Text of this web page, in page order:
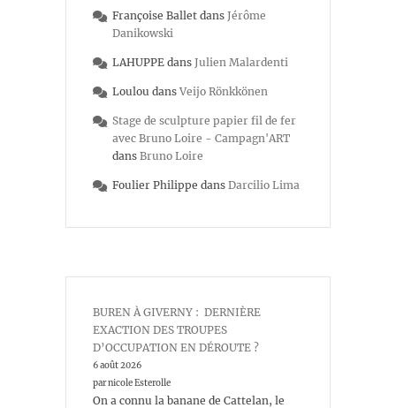
Françoise Ballet dans Jérôme
Danikowski
LAHUPPE dans Julien Malardenti
Loulou dans Veijo Rönkkönen
Stage de sculpture papier fil de fer
avec Bruno Loire - Campagn'ART
dans Bruno Loire
Foulier Philippe dans Darcilio Lima
BUREN À GIVERNY : DERNIÈRE
EXACTION DES TROUPES
D’OCCUPATION EN DÉROUTE ?
6 août 2026
par nicole Esterolle
On a connu la banane de Cattelan, le